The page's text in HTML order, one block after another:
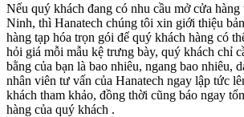
Nếu quý khách đang có nhu cầu mở cửa
Ninh, thì Hanatech chúng tôi xin giới thiệu
hàng tạp hóa trọn gói để quý khách hàng có
hỏi giá mỗi mẫu kệ trưng bày, quý khách chỉ
bằng của bạn là bao nhiêu, ngang bao nhiêu,
nhân viên tư vấn của Hanatech ngay lập tức
khách tham khảo, đồng thời cũng báo ngay
hàng của quý khách .